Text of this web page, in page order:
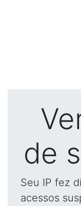
de
Seu IP fez
acessos